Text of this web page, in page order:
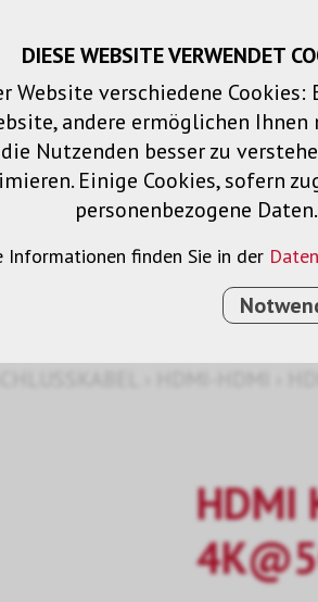
Warenkorb
Lösungen
HDMI
DIESE WEBSITE VERWENDET
Website verschiedene
andere ermöglichen
Nutzenden besser zu
Einige Cookies, sofern
personenbezogene Daten.
Informationen finden Sie in der